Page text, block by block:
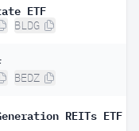
ETF
BLDG
BEDZ
REITs ETF